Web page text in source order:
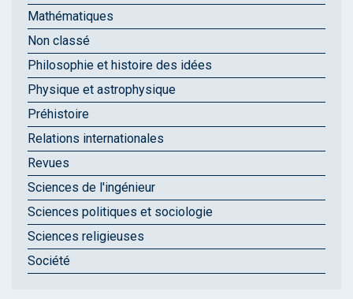
Mathématiques
Non classé
Philosophie et histoire des idées
Physique et astrophysique
Préhistoire
Relations internationales
Revues
Sciences de l'ingénieur
Sciences politiques et sociologie
Sciences religieuses
Société